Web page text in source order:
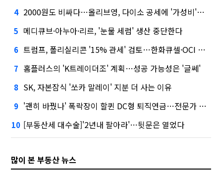
4 2000원도 비싸다…올리브영, 다이소 공세에 '가성비'로 맞불
5 메디큐브·아누아·리르, '눈물 세럼' 생산 중단한다
6 트럼프, 폴리실리콘 '15% 관세' 검토…한화큐셀·OCI 영향은?
7 홈플러스의 'K트레이더조' 계획…성공 가능성은 '글쎄'
8 SK, 자본잠식 '쏘카 말레이' 지분 더 사는 이유
9 '괜히 바꿨나' 폭락장이 할퀸 DC형 퇴직연금…전문가 조언은
10 [부동산세 대수술]'2년내 팔아라'…뒷문은 열었다
많이 본 부동산 뉴스